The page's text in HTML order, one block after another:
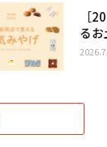
［
る